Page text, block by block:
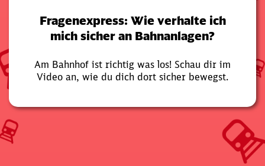
Fragenexpress: Wie verhalte ich
mich sicher an Bahnanlagen?
Am Bahnhof ist richtig was los! Schau dir im
Video an, wie du dich dort sicher bewegst.